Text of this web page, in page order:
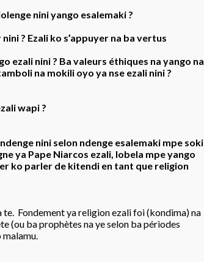
nini yango esalemaki ?
? Ezali ko s’appuyer na ba vertus
ezali nini ? Ba valeurs éthiques na yango na
na mokili oyo ya nse ezali nini ?
wapi ?
nini selon ndenge esalemaki mpe soki
ya Pape Niarcos ezali, lobela mpe yango
ko parler de kitendi en tant que religion
te. Fondement ya religion ezali foi (kondima) na
(ou ba prophètes na ye selon ba périodes